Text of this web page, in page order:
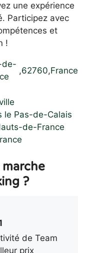
une expérience
Participez avec
et
!
de-
,62760,France
le Pas-de-Calais
de-France
?
de Team
prix